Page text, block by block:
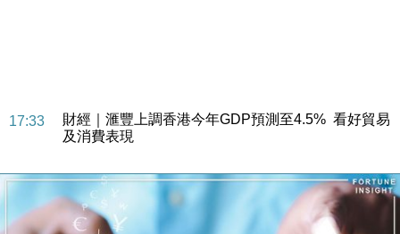
17:33
財經｜滙豐上調香港今年GDP預測至4.5% 看好貿易
及消費表現
損失近6900萬元
16:05
財經｜日經失守6.5萬點後回穩 全周仍升近2%